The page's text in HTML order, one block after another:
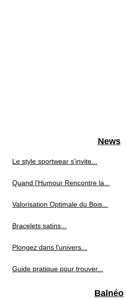
News
Le style sportwear s’invite...
Quand l'Humour Rencontre la...
Valorisation Optimale du Bois...
Bracelets satins...
Plongez dans l'univers...
Guide pratique pour trouver...
Balnéo